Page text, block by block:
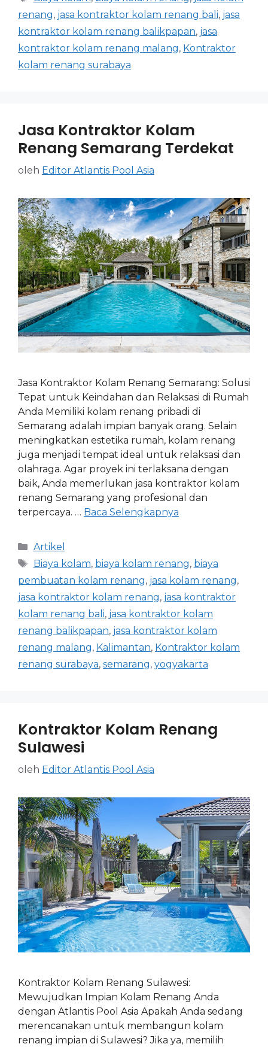
renang, jasa kontraktor kolam renang bali, jasa
kontraktor kolam renang balikpapan, jasa
kontraktor kolam renang malang, Kontraktor
kolam renang surabaya
Jasa Kontraktor Kolam
Renang Semarang Terdekat
oleh Editor Atlantis Pool Asia
Jasa Kontraktor Kolam Renang Semarang: Solusi
Tepat untuk Keindahan dan Relaksasi di Rumah
Anda Memiliki kolam renang pribadi di
Semarang adalah impian banyak orang. Selain
meningkatkan estetika rumah, kolam renang
juga menjadi tempat ideal untuk relaksasi dan
olahraga. Agar proyek ini terlaksana dengan
baik, Anda memerlukan jasa kontraktor kolam
renang Semarang yang profesional dan
terpercaya. … Baca Selengkapnya
Artikel
Biaya kolam, biaya kolam renang, biaya
pembuatan kolam renang, jasa kolam renang,
jasa kontraktor kolam renang, jasa kontraktor
kolam renang bali, jasa kontraktor kolam
renang balikpapan, jasa kontraktor kolam
renang malang, Kalimantan, Kontraktor kolam
renang surabaya, semarang, yogyakarta
Kontraktor Kolam Renang
Sulawesi
oleh Editor Atlantis Pool Asia
Kontraktor Kolam Renang Sulawesi:
Mewujudkan Impian Kolam Renang Anda
dengan Atlantis Pool Asia Apakah Anda sedang
merencanakan untuk membangun kolam
renang impian di Sulawesi? Jika ya, memilih